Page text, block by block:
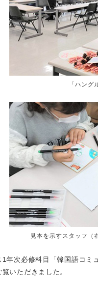
「ハング
見本を示すスタッフ（
1年次必修科目「韓国語コ
いただきました。